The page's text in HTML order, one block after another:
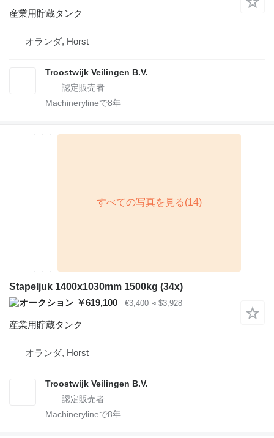
産業用貯蔵タンク
オランダ, Horst
Troostwijk Veilingen B.V.
Machinerylineで8年
Stapeljuk 1400x1030mm 1500kg (34x)
￥619,100
€3,400 ≈ $3,928
産業用貯蔵タンク
オランダ, Horst
Troostwijk Veilingen B.V.
Machinerylineで8年